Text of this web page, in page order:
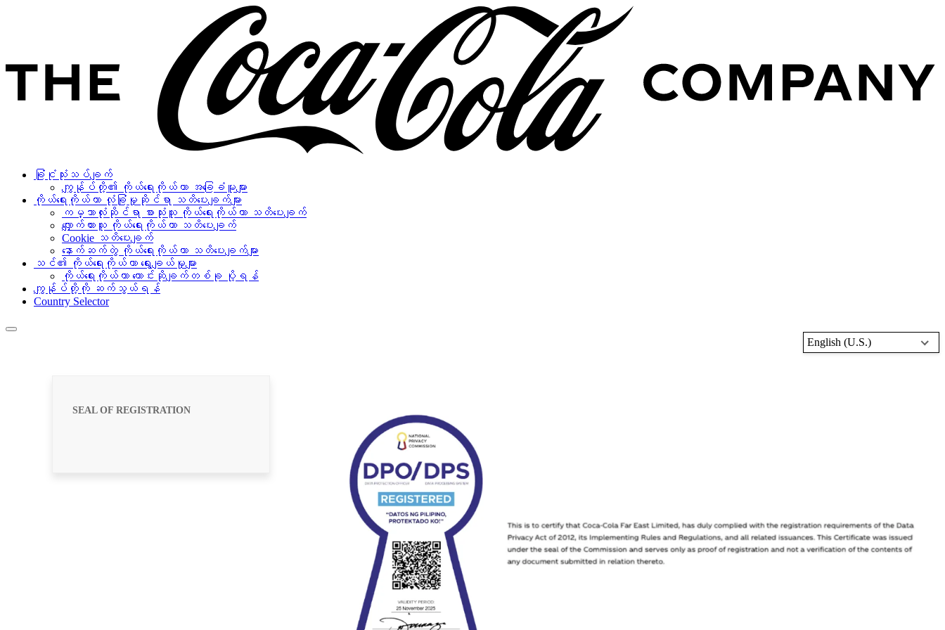
ခြုံငုံသုံးသပ်ချက်
ကျွန်ုပ်တို့၏ ကိုယ်ရေးကိုယ်တာ အခြေခံမူများ
ကိုယ်ရေးကိုယ်တာ လုံခြုံမှုဆိုင်ရာ သတိပေးချက်များ
ကမ္ဘာလုံးဆိုင်ရာ စားသုံးသူ ကိုယ်ရေးကိုယ်တာ သတိပေးချက်
လျှောက်ထားသူ ကိုယ်ရေးကိုယ်တာ သတိပေးချက်
Cookie သတိပေးချက်
နောက်ဆက်တွဲ ကိုယ်ရေးကိုယ်တာ သတိပေးချက်များ
သင်၏ ကိုယ်ရေးကိုယ်တာ ရွေးချယ်မှုများ
ကိုယ်ရေးကိုယ်တာ တောင်းဆိုချက်တစ်ခု ပို့ရန်
ကျွန်ုပ်တို့ကို ဆက်သွယ်ရန်
Country Selector
English (U.S.)
SEAL OF REGISTRATION